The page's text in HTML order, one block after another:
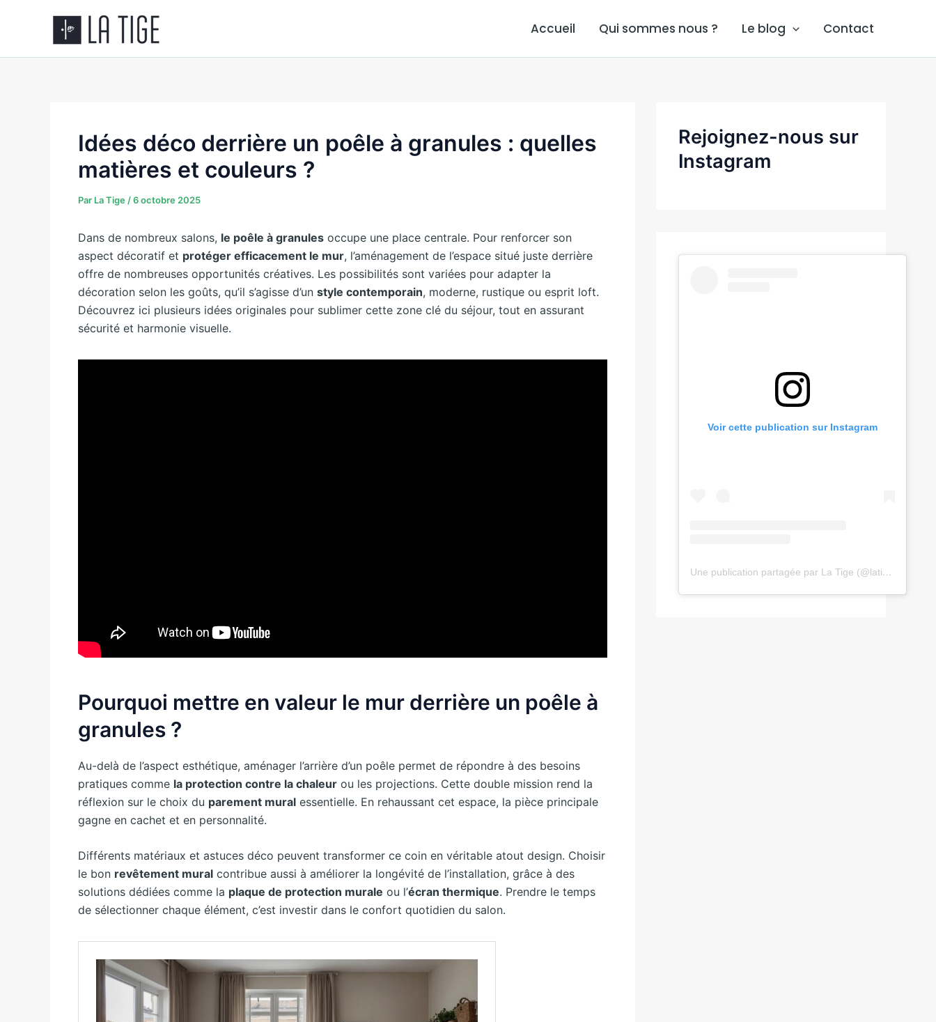
Accueil Qui sommes nous ? Le blog Contact
Idées déco derrière un poêle à granules : quelles
matières et couleurs ?
Par La Tige /6 octobre 2025
Dans de nombreux salons, le poêle à granules occupe une place centrale. Pour renforcer son
aspect décoratif et protéger efficacement le mur, l’aménagement de l’espace situé juste derrière
offre de nombreuses opportunités créatives. Les possibilités sont variées pour adapter la
décoration selon les goûts, qu’il s’agisse d’un style contemporain, moderne, rustique ou esprit loft.
Découvrez ici plusieurs idées originales pour sublimer cette zone clé du séjour, tout en assurant
sécurité et harmonie visuelle.
Pourquoi mettre en valeur le mur derrière un poêle à
granules ?
Au-delà de l’aspect esthétique, aménager l’arrière d’un poêle permet de répondre à des besoins
pratiques comme la protection contre la chaleur ou les projections. Cette double mission rend la
réflexion sur le choix du parement mural essentielle. En rehaussant cet espace, la pièce principale
gagne en cachet et en personnalité.
Différents matériaux et astuces déco peuvent transformer ce coin en véritable atout design. Choisir
le bon revêtement mural contribue aussi à améliorer la longévité de l’installation, grâce à des
solutions dédiées comme la plaque de protection murale ou l’écran thermique. Prendre le temps
de sélectionner chaque élément, c’est investir dans le confort quotidien du salon.
Rejoignez-nous sur
Instagram
Voir cette publication sur Instagram
Une publication partagée par La Tige (@latige.fr)